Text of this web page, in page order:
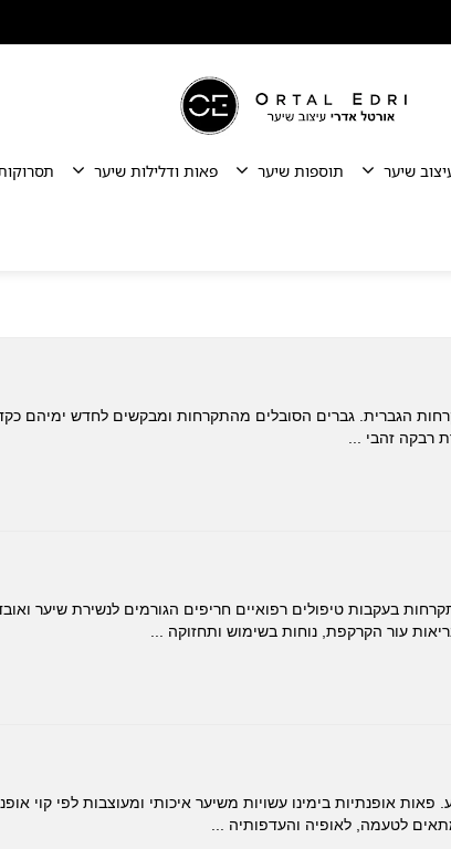
שיער תוספות שיער פאות ודלילות שיער
הגברית. גברים הסובלים מהתקרחות ומבקשים לחדש ימיהם
רבקה זהבי ...
בעקבות טיפולים רפואיים חריפים הגורמים לנשירת שיער
עור הקרקפת, נוחות בשימוש ותחזוקה ...
אופנתיות בימינו עשויות משיער איכותי ומעוצבות לפי קוי
לטעמה, לאופיה והעדפותיה ...